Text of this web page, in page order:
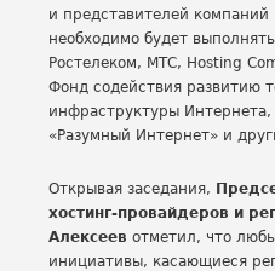
и представителей
необходимо будет
Ростелеком, МТС, Hosting
Фонд содействия развитию
инфраструктуры
«Разумный Интернет» и
Открывая заседания,
хостинг-провайдеров и
Алексеев отметил, что
инициативы, касающиеся